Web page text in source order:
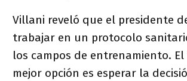
Villani reveló que el presidente
trabajar en un protocolo
los campos de entrenamiento.
mejor opción es esperar la